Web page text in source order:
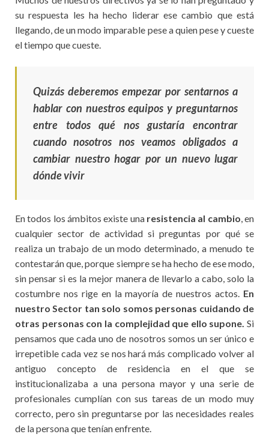
su respuesta les ha hecho liderar ese cambio que está
llegando, de un modo imparable pese a quien pese y cueste
el tiempo que cueste.
Quizás deberemos empezar por sentarnos a
hablar con nuestros equipos y preguntarnos
entre todos qué nos gustaría encontrar
cuando nosotros nos veamos obligados a
cambiar nuestro hogar por un nuevo lugar
dónde vivir
En todos los ámbitos existe una resistencia al cambio , en
cualquier sector de actividad si preguntas por qué se
realiza un trabajo de un modo determinado, a menudo te
contestarán que, porque siempre se ha hecho de ese modo,
sin pensar si es la mejor manera de llevarlo a cabo, solo la
costumbre nos rige en la mayoría de nuestros actos. En
nuestro Sector tan solo somos personas cuidando de
otras personas con la complejidad que ello supone. Si
pensamos que cada uno de nosotros somos un ser único e
irrepetible cada vez se nos hará más complicado volver al
antiguo concepto de residencia en el que se
institucionalizaba a una persona mayor y una serie de
profesionales cumplían con sus tareas de un modo muy
correcto, pero sin preguntarse por las necesidades reales
de la persona que tenían enfrente.